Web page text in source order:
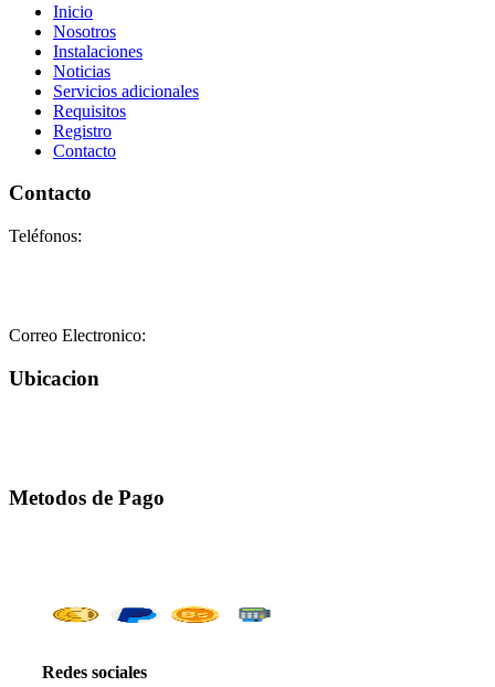
Inicio
Nosotros
Instalaciones
Noticias
Servicios adicionales
Requisitos
Registro
Contacto
Contacto
Teléfonos:
Correo Electronico:
Ubicacion
Metodos de Pago
Redes sociales